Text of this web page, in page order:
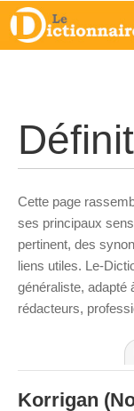
Cette page
ses principaux
pertinent, des
liens utiles. Le-
généraliste, adapté
rédacteurs,
Korrigan